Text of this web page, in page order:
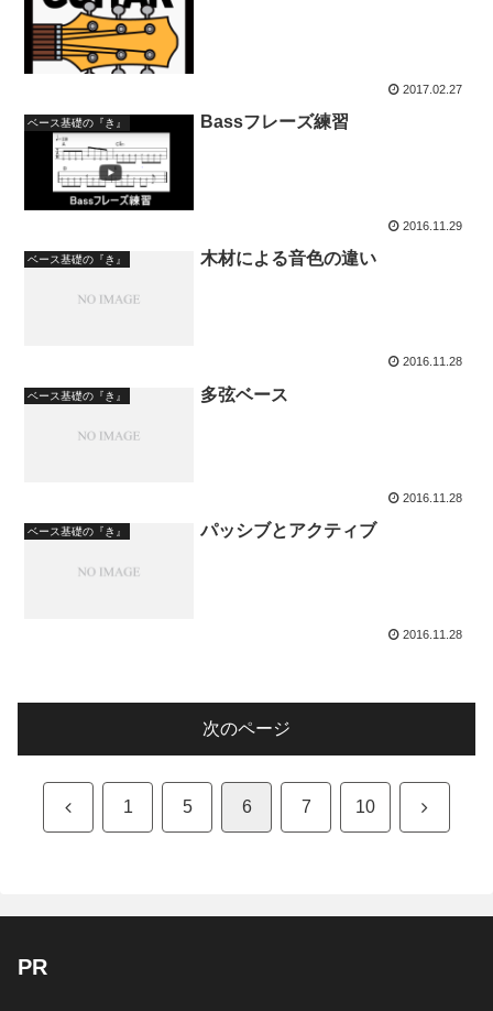
2017.02.27
ベース基礎の『き』 Bassフレーズ練習
2016.11.29
ベース基礎の『き』 木材による音色の違い
2016.11.28
ベース基礎の『き』 多弦ベース
2016.11.28
ベース基礎の『き』 パッシブとアクティブ
2016.11.28
次のページ
前 1 5 6 7 10 次
PR